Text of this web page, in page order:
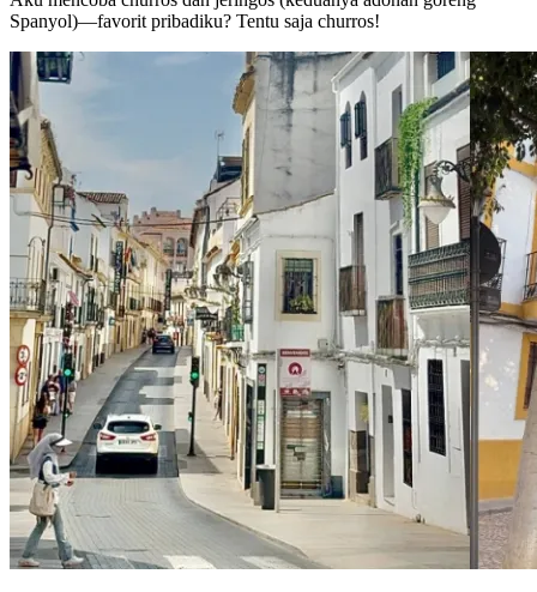
Spanyol)—favorit pribadiku? Tentu saja churros!